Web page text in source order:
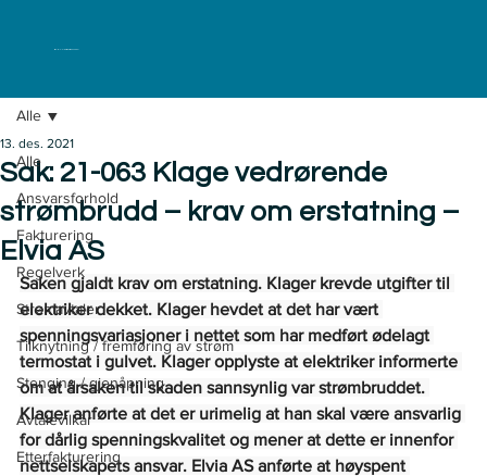
ELKLAGENEMNDA
Alle
Ansvarsforhold
Fakturering
Regelverk
Strømavtaler
Tilknytning / fremføring av strøm
Stenging / gjenåpning
Avtalevilkår
Etterfakturering
Alle
Sak: 21-063 Klage vedrørende
strømbrudd – krav om erstatning –
Elvia AS
13. des. 2021
Saken gjaldt krav om erstatning. Klager krevde utgifter til
elektriker dekket. Klager hevdet at det har vært
spenningsvariasjoner i nettet som har medført ødelagt
termostat i gulvet. Klager opplyste at elektriker informerte
om at årsaken til skaden sannsynlig var strømbruddet.
Klager anførte at det er urimelig at han skal være ansvarlig
for dårlig spenningskvalitet og mener at dette er innenfor
nettselskapets ansvar. Elvia AS anførte at høyspent